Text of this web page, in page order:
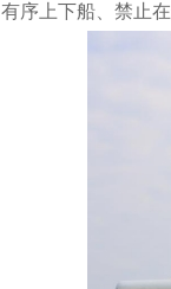
有序上下船、禁止